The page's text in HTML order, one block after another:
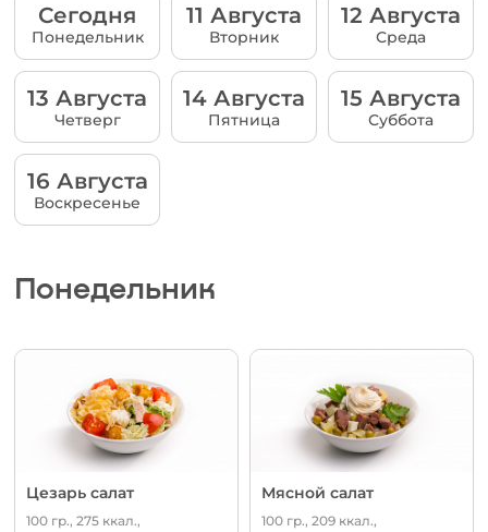
Сегодня
Понедельник
11 Августа
Вторник
12 Августа
Среда
13 Августа
Четверг
14 Августа
Пятница
15 Августа
Суббота
16 Августа
Воскресенье
Понедельник
Цезарь салат
100 гр., 275 ккал.,
Мясной салат
100 гр., 209 ккал.,